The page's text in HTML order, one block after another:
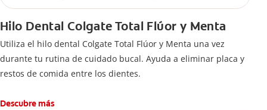
Hilo Dental Colgate Total Flúor y Menta
Utiliza el hilo dental Colgate Total Flúor y Menta una vez
durante tu rutina de cuidado bucal. Ayuda a eliminar placa y
restos de comida entre los dientes.
Descubre más